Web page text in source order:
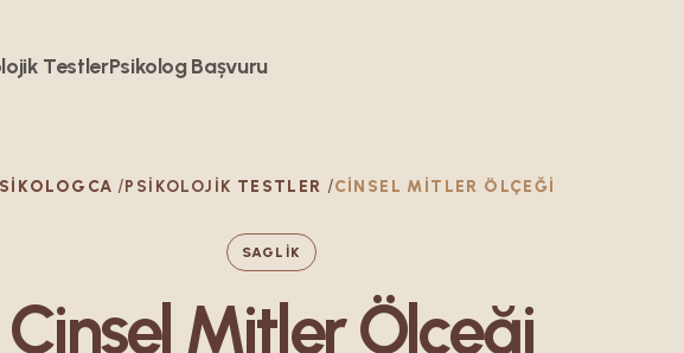
TestlerPsikolog Bașvuru
PSIKOLOJIK TESTLER CINSEL MITLER ÖLÇEĞI
SAGLIK
Cinsel Mitler Ölçeği